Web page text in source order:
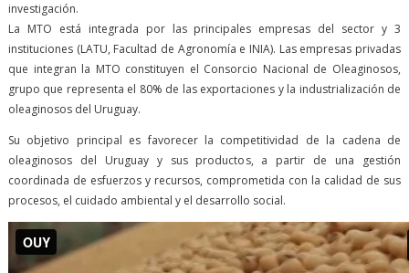
investigación.
La MTO está integrada por las principales empresas del sector y 3
instituciones (LATU, Facultad de Agronomía e INIA). Las empresas privadas
que integran la MTO constituyen el Consorcio Nacional de Oleaginosos,
grupo que representa el 80% de las exportaciones y la industrialización de
oleaginosos del Uruguay.
Su objetivo principal es favorecer la competitividad de la cadena de
oleaginosos del Uruguay y sus productos, a partir de una gestión
coordinada de esfuerzos y recursos, comprometida con la calidad de sus
procesos, el cuidado ambiental y el desarrollo social.